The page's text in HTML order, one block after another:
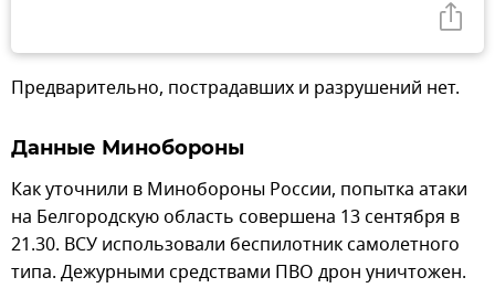
Предварительно, пострадавших и разрушений нет.
Данные Минобороны
Как уточнили в Минобороны России, попытка атаки
на Белгородскую область совершена 13 сентября в
21.30. ВСУ использовали беспилотник самолетного
типа. Дежурными средствами ПВО дрон уничтожен.